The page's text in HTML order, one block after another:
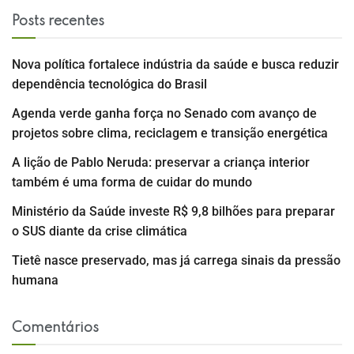
Posts recentes
Nova política fortalece indústria da saúde e busca reduzir
dependência tecnológica do Brasil
Agenda verde ganha força no Senado com avanço de
projetos sobre clima, reciclagem e transição energética
A lição de Pablo Neruda: preservar a criança interior
também é uma forma de cuidar do mundo
Ministério da Saúde investe R$ 9,8 bilhões para preparar
o SUS diante da crise climática
Tietê nasce preservado, mas já carrega sinais da pressão
humana
Comentários